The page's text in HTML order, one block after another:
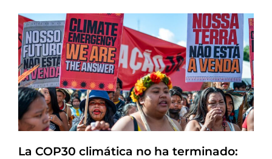
La COP30 climática no ha terminado: